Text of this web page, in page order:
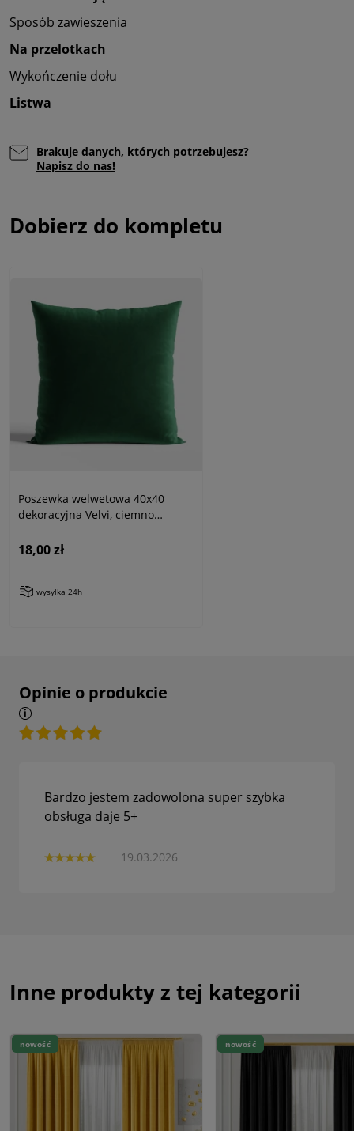
Sposób zawieszenia
Na przelotkach
Wykończenie dołu
Listwa
Brakuje danych, których potrzebujesz?
Napisz do nas!
Dobierz do kompletu
Poszewka welwetowa 40x40
dekoracyjna Velvi, ciemno
18,00 zł
wysyłka 24h
Opinie o produkcie
19.03.2026
Bardzo jestem zadowolona super szybka
obsługa daje 5+
Inne produkty z tej kategorii
nowość nowość